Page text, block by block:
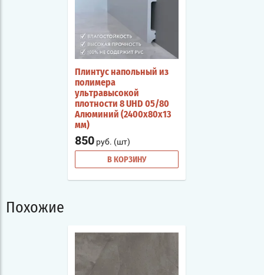
Плинтус напольный из
полимера
ультравысокой
плотности 8 UHD 05/80
Алюминий (2400х80х13
мм)
850 руб. (шт)
В КОРЗИНУ
Похожие